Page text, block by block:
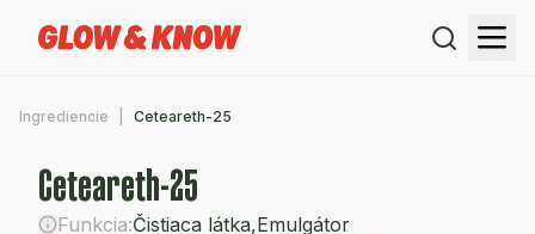
Ingrediencie Ceteareth-25
Ceteareth-25
Funkcia:Čistiaca látka,Emulgátor